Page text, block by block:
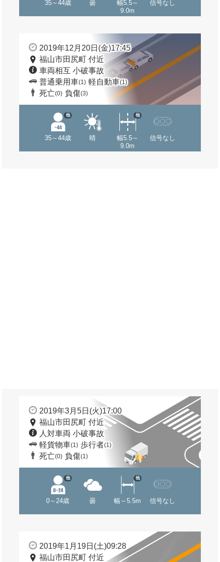
35～44歳 曇
幅5.5～
9.0m
信号なし
2019年12月20日(金)17:45
福山市田尻町 付近
車両相互 小破事故
普通乗用車(1) 軽自動車(1)
死亡(0) 負傷(3)
35～44歳
他
晴
幅5.5～
9.0m
他
信号なし
2019年3月5日(火)17:00
福山市田尻町 付近
人対車両 小破事故
軽貨物車(1) 歩行者(1)
死亡(0) 負傷(1)
0～24歳
他
曇 幅～5.5m
他
信号なし
2019年1月19日(土)09:28
福山市田尻町 付近